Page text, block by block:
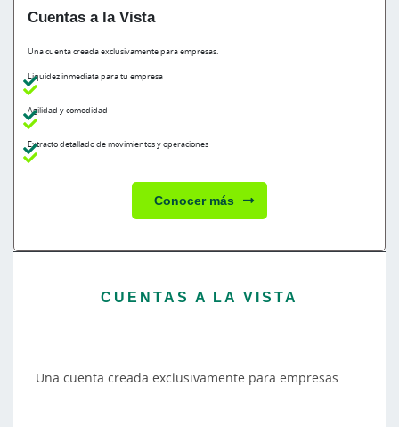
Cuentas a la Vista
Una cuenta creada exclusivamente para empresas.
Liquidez inmediata para tu empresa
Agilidad y comodidad
Extracto detallado de movimientos y operaciones
Conocer más
CUENTAS A LA VISTA
Una cuenta creada exclusivamente para empresas.